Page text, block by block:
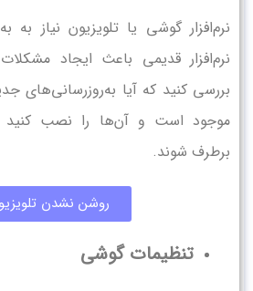
نرم‌افزار گوشی یا تلویزیون نیاز به
نرم‌افزار قدیمی باعث ایجاد
بررسی کنید که آیا به‌روزرسانی‌های
موجود است و آن‌ها را نصب کنید
برطرف شوند.
روشن نشدن
تنظیمات گوشی